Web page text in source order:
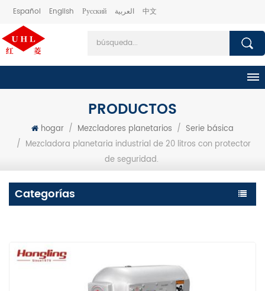
Español English Русский العربية 中文
PRODUCTOS
hogar / Mezcladores planetarios / Serie básica
/ Mezcladora planetaria industrial de 20 litros con protector
de seguridad.
Categorías